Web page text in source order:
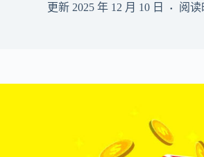
更新 2025 年 12 月 10 日 阅读